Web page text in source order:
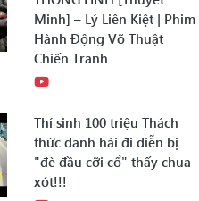
Minh] – Lý Liên Kiệt | Phim
Hành Động Võ Thuật
Chiến Tranh
Thí sinh 100 triệu Thách
thức danh hài đi diễn bị
"đè đầu cỡi cổ" thấy chua
xót!!!